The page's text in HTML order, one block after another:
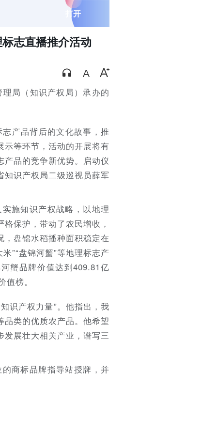
打开
志直播推介活动
局（知识产权局）承办的
产品背后的文化故事，推
等环节，活动的开展将有
品的竞争新优势。启动仪
识产权局二级巡视员薛军
施知识产权战略，以地理
保护，带动了农民增收，
盘锦水稻播种面积稳定在
”“盘锦河蟹”等地理标志产
蟹品牌价值达到409.81亿
榜。
识产权力量”。他指出，我
类的优质农产品。他希望
展壮大相关产业，谱写三
商标品牌指导站授牌，并